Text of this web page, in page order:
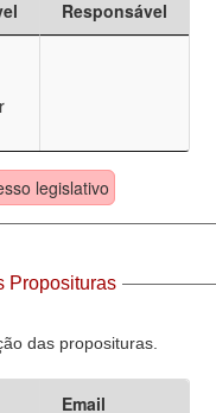
Responsável
legislativo
Proposituras
das proposituras.
Email